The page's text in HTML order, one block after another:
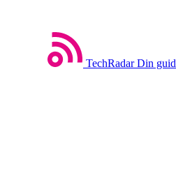
TechRadar Din